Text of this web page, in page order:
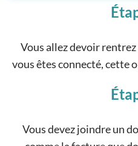
Vous allez devoir
vous êtes connecté, cette
Vous devez joindre un